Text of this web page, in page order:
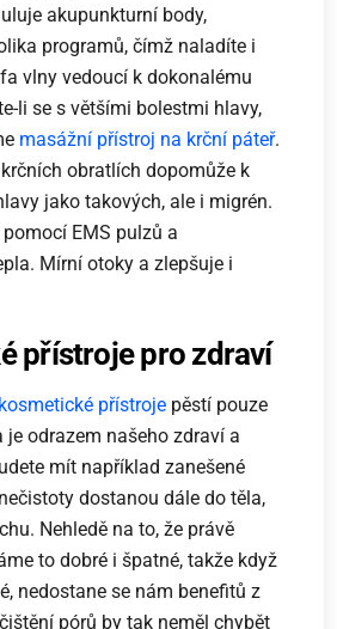
akupunkturní body,
programů, čímž naladíte i
vlny vedoucí k dokonalému
li se s většími bolestmi hlavy,
masážní přístroj na krční páteř.
obratlích dopomůže k
jako takových, ale i migrén.
EMS pulzů a
Mírní otoky a zlepšuje i
přístroje pro zdraví
kosmetické přístroje pěstí pouze
je odrazem našeho zdraví a
mít například zanešené
dostanou dále do těla,
Nehledě na to, že právě
to dobré i špatné, takže když
nedostane se nám benefitů z
pórů by tak neměl chybět